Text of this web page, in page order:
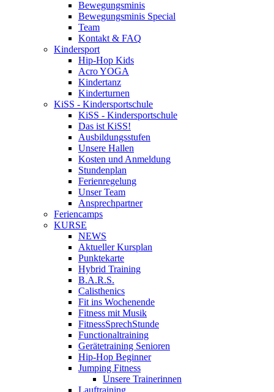
Bewegungsminis
Bewegungsminis Special
Team
Kontakt & FAQ
Kindersport
Hip-Hop Kids
Acro YOGA
Kindertanz
Kinderturnen
KiSS - Kindersportschule
KiSS - Kindersportschule
Das ist KiSS!
Ausbildungsstufen
Unsere Hallen
Kosten und Anmeldung
Stundenplan
Ferienregelung
Unser Team
Ansprechpartner
Feriencamps
KURSE
NEWS
Aktueller Kursplan
Punktekarte
Hybrid Training
B.A.R.S.
Calisthenics
Fit ins Wochenende
Fitness mit Musik
FitnessSprechStunde
Functionaltraining
Gerätetraining Senioren
Hip-Hop Beginner
Jumping Fitness
Unsere Trainerinnen
Lauftraining